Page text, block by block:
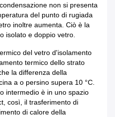
non si presenta
del punto di rugiada
inoltre aumenta. Ciò è la
isolato e doppio vetro.
del vetro d'isolamento
termico dello strato
la differenza della
a o persino supera 10 °C.
intermedio è in uno spazio
così, il trasferimento di
di calore della